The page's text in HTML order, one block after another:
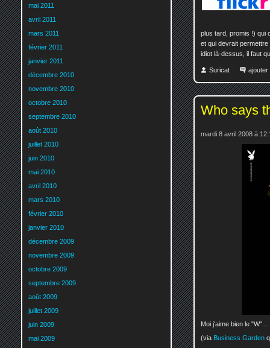
plus tard, promis !) qui
et qui devrait
idiot là-dessus, il faut
Suricat ajouter
Who says
mardi 8 avril 2008 à
Moi j'aime bien le "W"...
(via Business Garden
mai 2011
avril 2011
mars 2011
février 2011
janvier 2011
décembre 2010
novembre 2010
octobre 2010
septembre 2010
août 2010
juillet 2010
juin 2010
mai 2010
avril 2010
mars 2010
février 2010
janvier 2010
décembre 2009
novembre 2009
octobre 2009
septembre 2009
août 2009
juillet 2009
juin 2009
mai 2009